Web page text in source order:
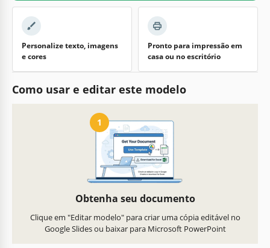
Personalize texto, imagens
e cores
Pronto para impressão em
casa ou no escritório
Como usar e editar este modelo
1
Obtenha seu documento
Clique em "Editar modelo" para criar uma cópia editável no
Google Slides ou baixar para Microsoft PowerPoint